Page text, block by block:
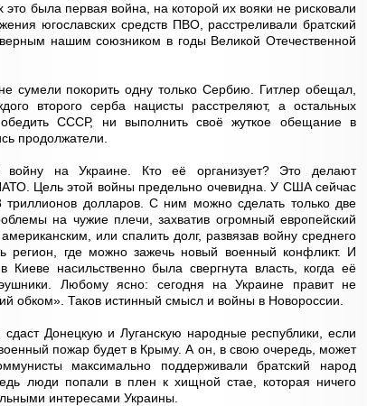
была первая война, на которой их вояки не рисковали
югославских средств ПВО, расстреливали братский
нашим союзником в годы Великой Отечественной
сумели покорить одну только Сербию. Гитлер обещал,
второго серба нацисты расстреляют, а остальных
СССР, ни выполнить своё жуткое обещание в
продолжатели.
войну на Украине. Кто её организует? Это делают
Цель этой войны предельно очевидна. У США сейчас
долларов. С ним можно сделать только две
на чужие плечи, захватив огромный европейский
или спалить долг, развязав войну среднего
регион, где можно зажечь новый военный конфликт. И
Киеве насильственно была свергнута власть, когда её
Любому ясно: сегодня на Украине правит не
обком». Таков истинный смысл и войны в Новороссии.
Донецкую и Луганскую народные республики, если
пожар будет в Крыму. А он, в свою очередь, может
максимально поддерживали братский народ
люди попали в плен к хищной стае, которая ничего
интересами Украины.